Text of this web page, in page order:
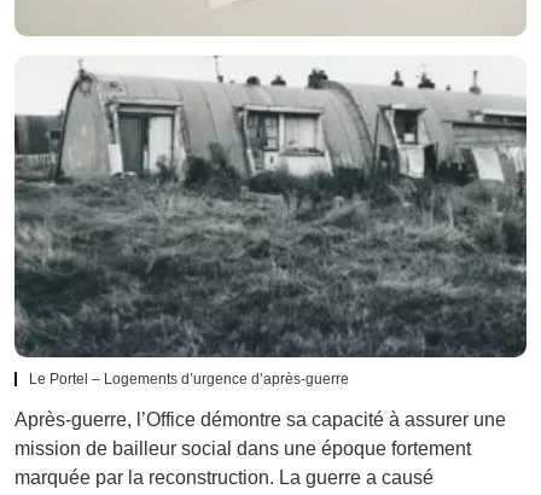
Le Portel – Logements d’urgence d’après-guerre
Après-guerre, l’Office démontre sa capacité à assurer une
mission de bailleur social dans une époque fortement
marquée par la reconstruction. La guerre a causé